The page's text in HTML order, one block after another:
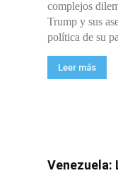
complejos
Trump y sus
política de su
Leer más
Venezuela: